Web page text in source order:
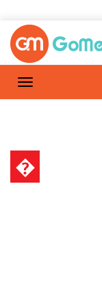
�